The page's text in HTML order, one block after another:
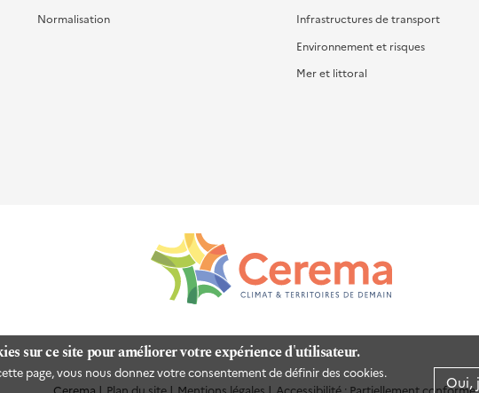
sur ce site pour améliorer votre expérience d'utilisateur.
page, vous nous donnez votre consentement de définir des cookies.
Oui,
Normalisation
Infrastructures de transport
Environnement et risques
Mer et littoral